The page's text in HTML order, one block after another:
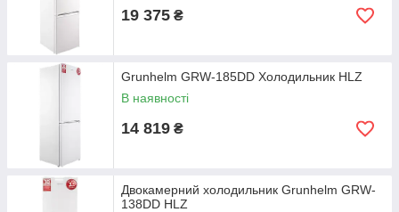
19 375 ₴
Grunhelm GRW-185DD Холодильник HLZ
В наявності
14 819 ₴
Двокамерний холодильник Grunhelm GRW-
138DD HLZ